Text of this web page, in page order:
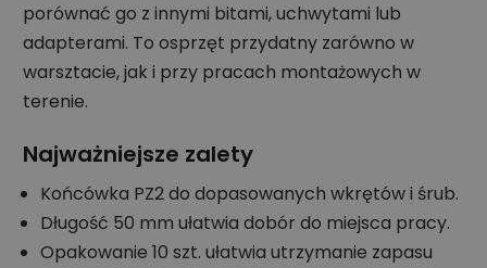
porównać go z innymi bitami, uchwytami lub
adapterami. To osprzęt przydatny zarówno w
warsztacie, jak i przy pracach montażowych w
terenie.
Najważniejsze zalety
Końcówka PZ2 do dopasowanych wkrętów i śrub.
Długość 50 mm ułatwia dobór do miejsca pracy.
Opakowanie 10 szt. ułatwia utrzymanie zapasu